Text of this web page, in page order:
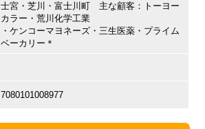
士宮・芝川・富士川町 主な顧客：トーヨー
カラー・荒川化学工業
・ケンコーマヨネーズ・三生医薬・プライム
ベーカリー＊
7080101008977